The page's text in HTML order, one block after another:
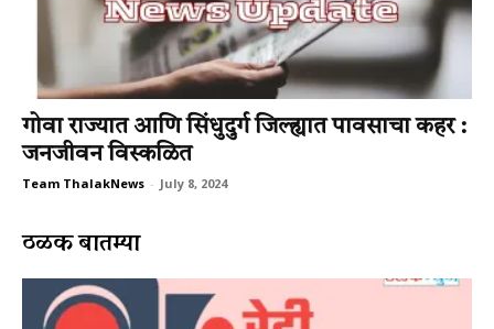
गोवा राज्यात आणि सिंधुदुर्ग जिल्ह्यात पावसाचा कहर :
जनजीवन विस्कळित
Team ThalakNews - July 8, 2024
ठळक बातम्या